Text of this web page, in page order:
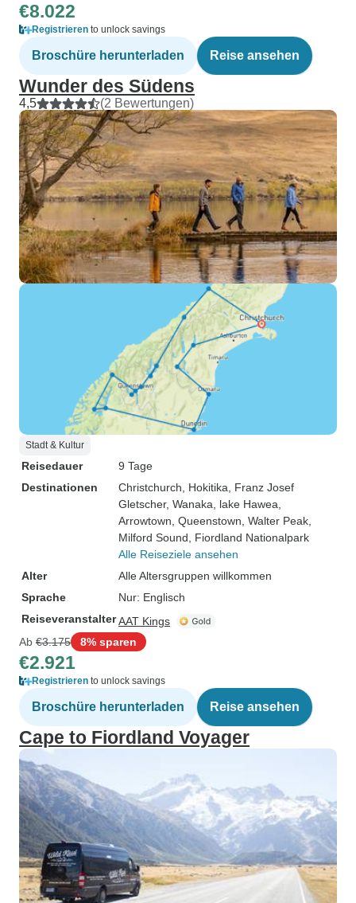
€8.022
Registrieren to unlock savings
Broschüre herunterladen Reise ansehen
Wunder des Südens
4,5 (2 Bewertungen)
Stadt & Kultur
Reisedauer
9 Tage
Destinationen
Christchurch , Hokitika , Franz Josef
Gletscher, Wanaka , lake Hawea
Arrowtown , Queenstown , Walter Peak
Milford Sound , Fiordland Nationalpark
Alle Reiseziele ansehen
Alter
Alle Altersgruppen willkommen
Sprache
Nur: Englisch
ReiseveranstalterAAT Kings
Ab €3.175 8% sparen
€2.921
Registrieren to unlock savings
Broschüre herunterladen Reise ansehen
Cape to Fiordland Voyager